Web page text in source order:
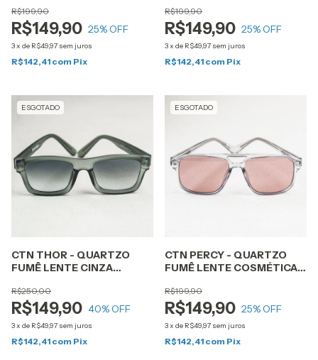
R$149,90
R$199,90
25% OFF
3x de R$49,97 sem juros
R$142,41 com Pix
R$149,90
R$199,90
25% OFF
3x de R$49,97 sem juros
R$142,41 com Pix
ESGOTADO
CTN THOR - QUARTZO
FUMÊ LENTE CINZA
R$149,90
R$250,00
40% OFF
3x de R$49,97 sem juros
R$142,41 com Pix
ESGOTADO
CTN PERCY - QUARTZO
FUMÊ LENTE COSMÉTICA
R$149,90
R$199,90
25% OFF
3x de R$49,97 sem juros
R$142,41 com Pix